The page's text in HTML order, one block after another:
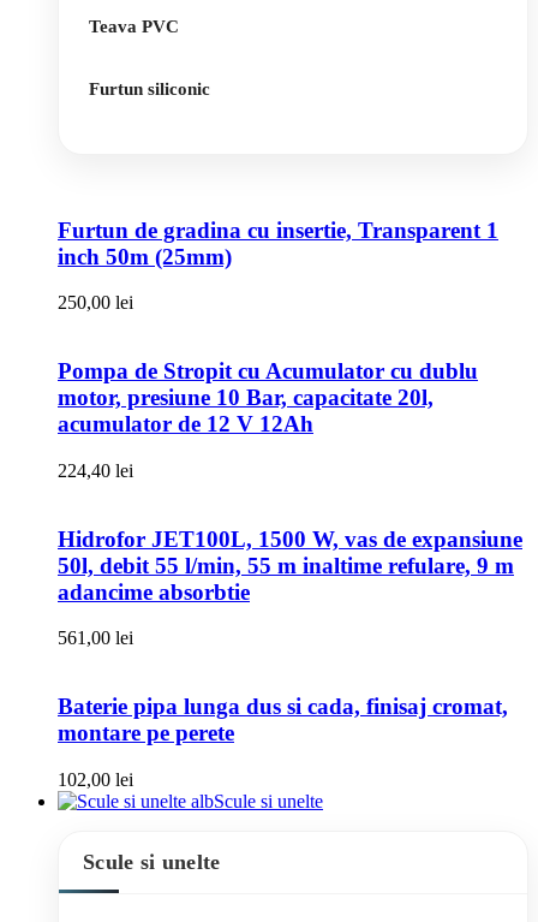
Teava PVC
Furtun siliconic
Furtun de gradina cu insertie, Transparent 1
inch 50m (25mm)
250,00 lei
Pompa de Stropit cu Acumulator cu dublu
motor, presiune 10 Bar, capacitate 20l,
acumulator de 12 V 12Ah
224,40 lei
Hidrofor JET100L, 1500 W, vas de expansiune
50l, debit 55 l/min, 55 m inaltime refulare, 9 m
adancime absorbtie
561,00 lei
Baterie pipa lunga dus si cada, finisaj cromat,
montare pe perete
102,00 lei
Scule si unelte
Scule si unelte